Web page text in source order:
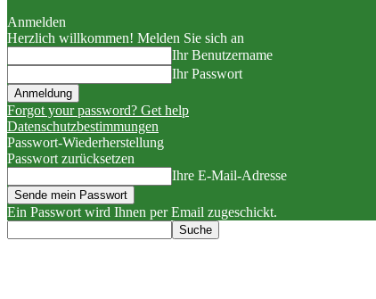
Anmelden
Herzlich willkommen! Melden Sie sich an
Ihr Benutzername
Ihr Passwort
Forgot your password? Get help
Datenschutzbestimmungen
Passwort-Wiederherstellung
Passwort zurücksetzen
Ihre E-Mail-Adresse
Ein Passwort wird Ihnen per Email zugeschickt.